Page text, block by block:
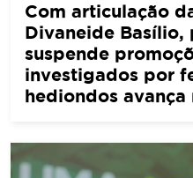
Com articulação
Divaneide Basílio,
suspende
investigados por
hediondos avança